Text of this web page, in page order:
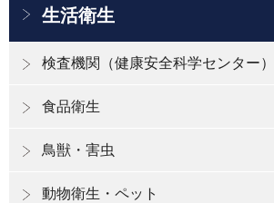
生活衛生
検査機関（健康安全科学センター）
食品衛生
鳥獣・害虫
動物衛生・ペット